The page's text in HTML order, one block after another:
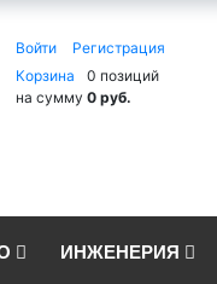
Войти
Регистрация
Корзина
0 позиций
на сумму 0 руб.
ИНЖЕНЕРИЯ